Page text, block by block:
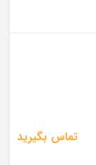
تماس بگیرید